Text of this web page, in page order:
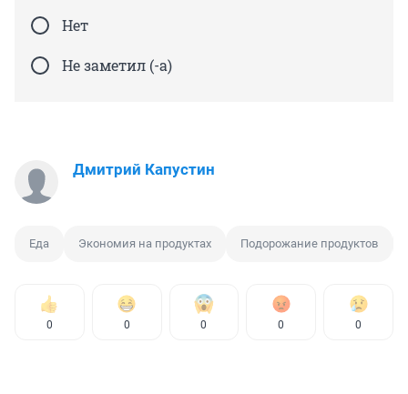
Нет
Не заметил (-а)
Дмитрий Капустин
Еда Экономия на продуктах Подорожание продуктов
0 0 0 0 0